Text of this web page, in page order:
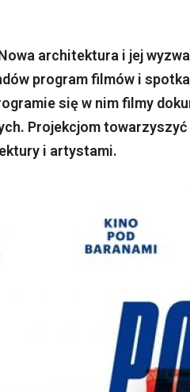
architektura i jej
program filmów i
się w nim filmy
Projekcjom
i artystami.